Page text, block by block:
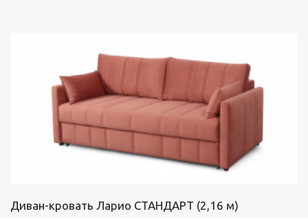
Диван-кровать Ларио СТАНДАРТ (2,16 м)